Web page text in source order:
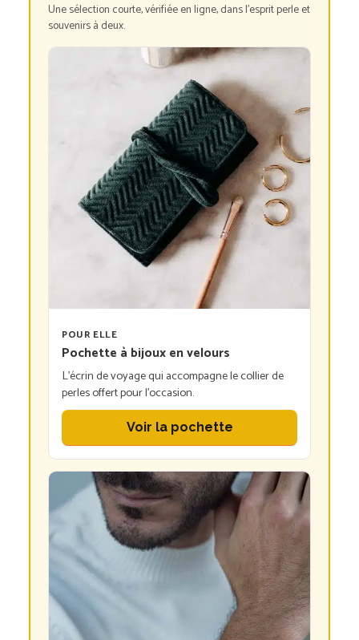
Une sélection courte, vérifiée en ligne, dans l’esprit perle et
souvenirs à deux.
POUR ELLE
Pochette à bijoux en velours
L’écrin de voyage qui accompagne le collier de
perles offert pour l’occasion.
Voir la pochette